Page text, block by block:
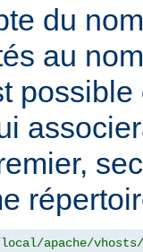
du
au
apache/vhosts/